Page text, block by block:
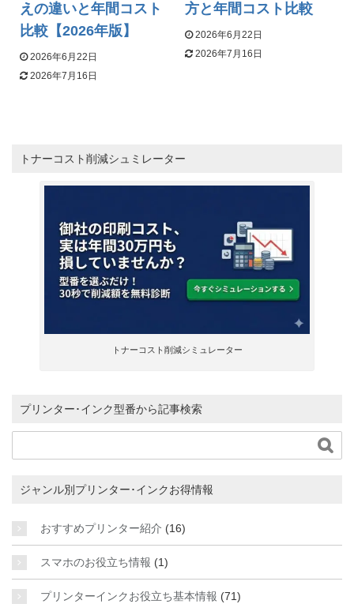
えの違いと年間コスト
比較【2026年版】
2026年6月22日
2026年7月16日
方と年間コスト比較
2026年6月22日
2026年7月16日
トナーコスト削減シュミレーター
トナーコスト削減シミュレーター
プリンター･インク型番から記事検索

ジャンル別プリンター･インクお得情報
おすすめプリンター紹介 (16)
スマホのお役立ち情報 (1)
プリンターインクお役立ち基本情報 (71)